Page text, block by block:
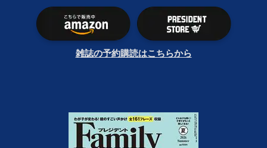
雑誌の予約購読はこちらから